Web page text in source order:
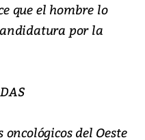
que el hombre lo
por la
del Oeste